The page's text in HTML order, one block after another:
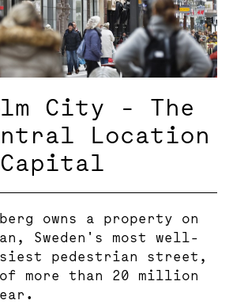
City - The
Location
owns a property on
Sweden's most well-
pedestrian street,
more than 20 million